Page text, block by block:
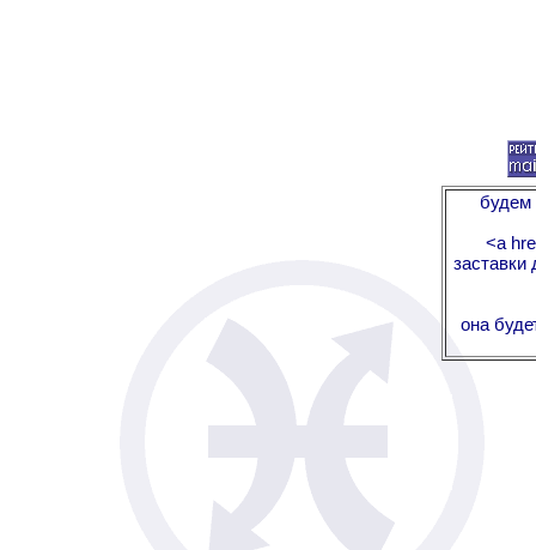
будем
<a
заставки
она